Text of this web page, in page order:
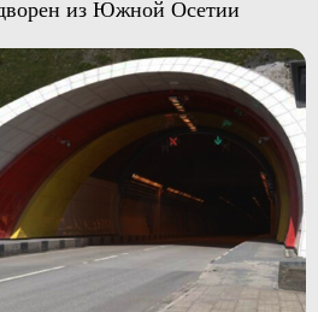
из Южной Осетии